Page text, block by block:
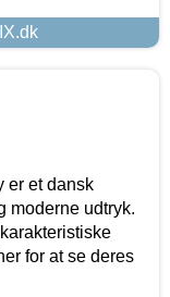
er et dansk
moderne udtryk.
for at se deres